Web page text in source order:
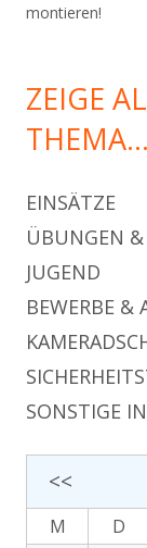
montieren!
ZEIGE
THEMA…
EINSÄTZE
ÜBUNGEN &
JUGEND
BEWERBE &
SONSTIGE
<<
M D